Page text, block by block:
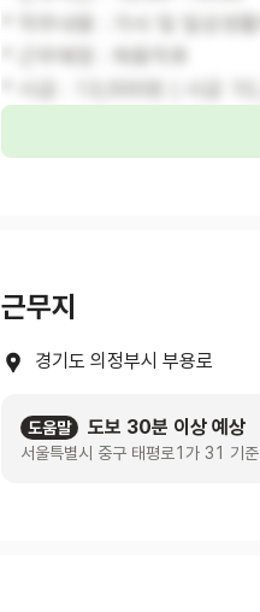
근무지
경기도 의정부시 부용로
도움말 도보 30분 이상 예상
서울특별시 중구 태평로1가 31 기준